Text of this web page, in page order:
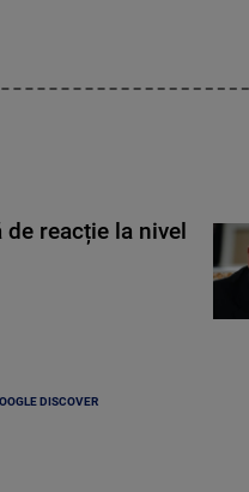
reacție la nivel
DISCOVER